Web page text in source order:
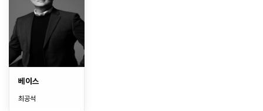
베이스
최공석